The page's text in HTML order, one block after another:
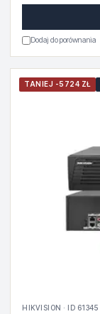
Dodaj do porównania
TANIEJ -5724 ZŁ
HIKVISION · ID 61345